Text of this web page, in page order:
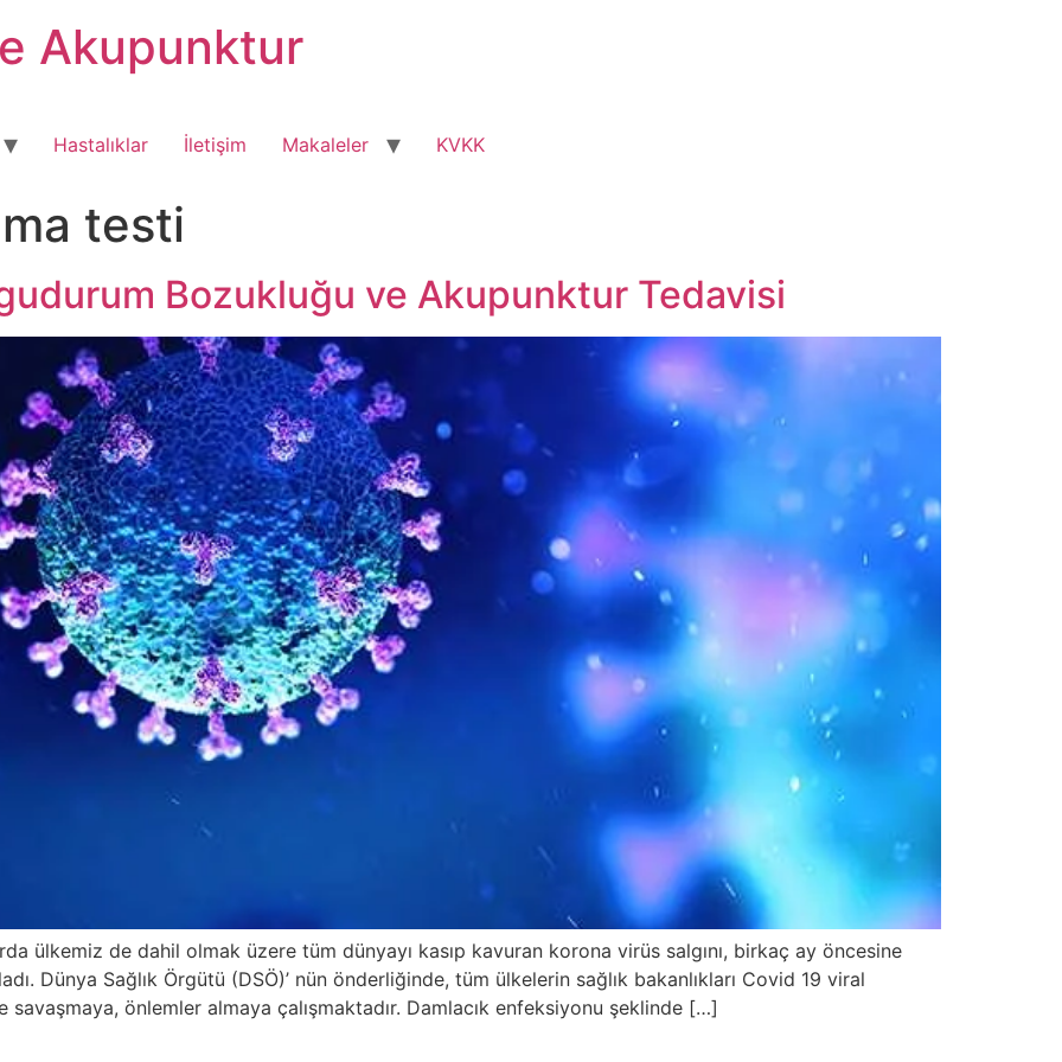
Akupunktur
Hastalıklar İletişim Makaleler KVKK
testi
Bozukluğu ve Akupunktur Tedavisi
ülkemiz de dahil olmak üzere tüm dünyayı kasıp kavuran korona virüs salgını, birkaç ay öncesine
Dünya Sağlık Örgütü (DSÖ)’ nün önderliğinde, tüm ülkelerin sağlık bakanlıkları Covid 19 viral
önlemler almaya çalışmaktadır. Damlacık enfeksiyonu şeklinde […]